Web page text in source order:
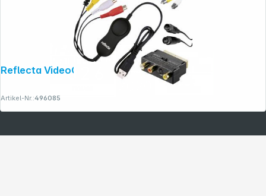
Reflecta VideoCapture Set USB
Artikel-Nr.:496085